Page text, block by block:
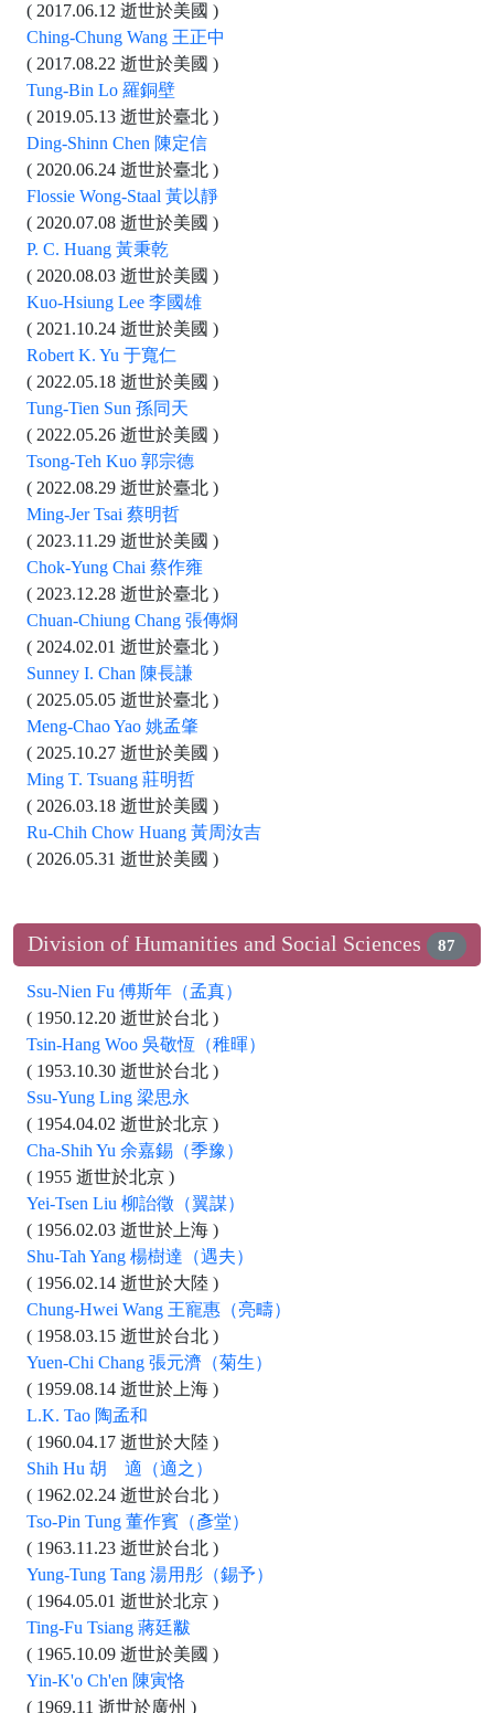
( 2017.06.12 逝世於美國 )
Ching-Chung Wang 王正中
( 2017.08.22 逝世於美國 )
Tung-Bin Lo 羅銅壁
( 2019.05.13 逝世於臺北 )
Ding-Shinn Chen 陳定信
( 2020.06.24 逝世於臺北 )
Flossie Wong-Staal 黃以靜
( 2020.07.08 逝世於美國 )
P. C. Huang 黃秉乾
( 2020.08.03 逝世於美國 )
Kuo-Hsiung Lee 李國雄
( 2021.10.24 逝世於美國 )
Robert K. Yu 于寬仁
( 2022.05.18 逝世於美國 )
Tung-Tien Sun 孫同天
( 2022.05.26 逝世於美國 )
Tsong-Teh Kuo 郭宗德
( 2022.08.29 逝世於臺北 )
Ming-Jer Tsai 蔡明哲
( 2023.11.29 逝世於美國 )
Chok-Yung Chai 蔡作雍
( 2023.12.28 逝世於臺北 )
Chuan-Chiung Chang 張傳烱
( 2024.02.01 逝世於臺北 )
Sunney I. Chan 陳長謙
( 2025.05.05 逝世於臺北 )
Meng-Chao Yao 姚孟肇
( 2025.10.27 逝世於美國 )
Ming T. Tsuang 莊明哲
( 2026.03.18 逝世於美國 )
Ru-Chih Chow Huang 黃周汝吉
( 2026.05.31 逝世於美國 )
Division of Humanities and Social Sciences 87
Ssu-Nien Fu 傅斯年（孟真）
( 1950.12.20 逝世於台北 )
Tsin-Hang Woo 吳敬恆（稚暉）
( 1953.10.30 逝世於台北 )
Ssu-Yung Ling 梁思永
( 1954.04.02 逝世於北京 )
Cha-Shih Yu 余嘉錫（季豫）
( 1955 逝世於北京 )
Yei-Tsen Liu 柳詒徵（翼謀）
( 1956.02.03 逝世於上海 )
Shu-Tah Yang 楊樹達（遇夫）
( 1956.02.14 逝世於大陸 )
Chung-Hwei Wang 王寵惠（亮疇）
( 1958.03.15 逝世於台北 )
Yuen-Chi Chang 張元濟（菊生）
( 1959.08.14 逝世於上海 )
L.K. Tao 陶孟和
( 1960.04.17 逝世於大陸 )
Shih Hu 胡 適（適之）
( 1962.02.24 逝世於台北 )
Tso-Pin Tung 董作賓（彥堂）
( 1963.11.23 逝世於台北 )
Yung-Tung Tang 湯用彤（錫予）
( 1964.05.01 逝世於北京 )
Ting-Fu Tsiang 蔣廷黻
( 1965.10.09 逝世於美國 )
Yin-K'o Ch'en 陳寅恪
( 1969.11 逝世於廣州 )